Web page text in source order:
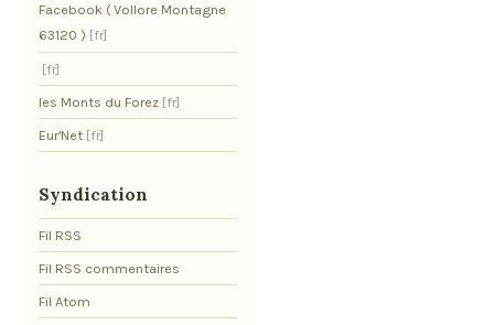
Facebook ( Vollore Montagne
63120 )
les Monts du Forez
Eur'Net
Syndication
Fil RSS
Fil RSS commentaires
Fil Atom